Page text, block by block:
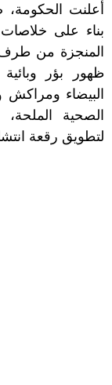
بناء على خلاصات
المنجزة من طرف
ظهور بؤر
البيضاء ومراكش
الصحية
لتطويق رقعة